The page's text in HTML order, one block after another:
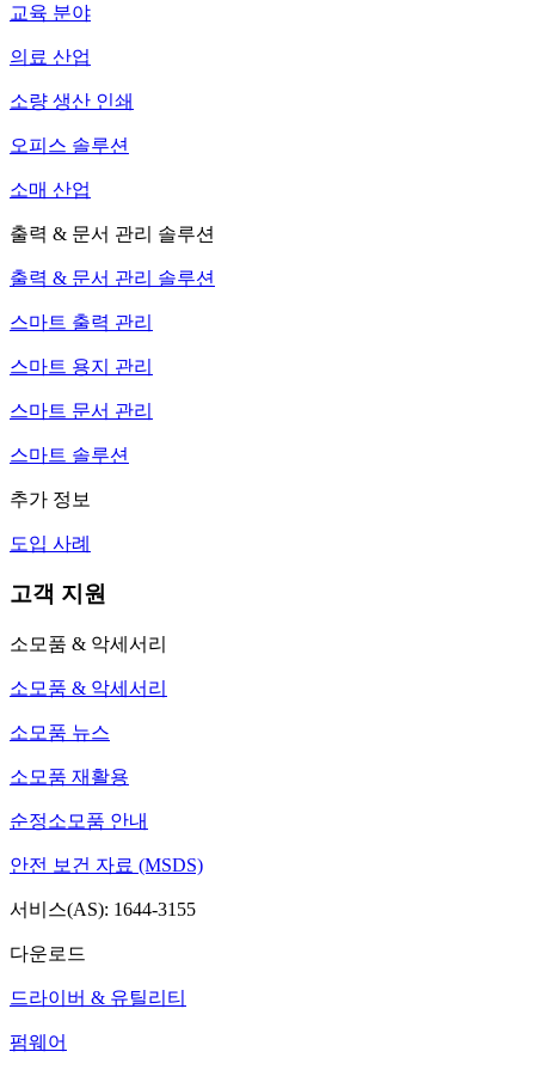
교육 분야
의료 산업
소량 생산 인쇄
오피스 솔루션
소매 산업
출력 & 문서 관리 솔루션
출력 & 문서 관리 솔루션
스마트 출력 관리
스마트 용지 관리
스마트 문서 관리
스마트 솔루션
추가 정보
도입 사례
고객 지원
소모품 & 악세서리
소모품 & 악세서리
소모품 뉴스
소모품 재활용
순정소모품 안내
안전 보건 자료 (MSDS)
서비스(AS): 1644-3155
다운로드
드라이버 & 유틸리티
펌웨어